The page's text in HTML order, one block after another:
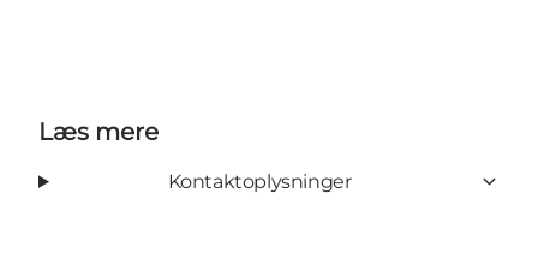
Læs mere
Kontaktoplysninger